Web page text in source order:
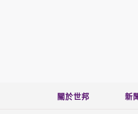
於一般瀏覽時，伺
服務後，我們即取得
關於世邦 新